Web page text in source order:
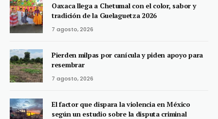
Oaxaca llega a Chetumal con el color, sabor y
tradición de la Guelaguetza 2026
7 agosto, 2026
Pierden milpas por canícula y piden apoyo para
resembrar
7 agosto, 2026
El factor que dispara la violencia en México
según un estudio sobre la disputa criminal